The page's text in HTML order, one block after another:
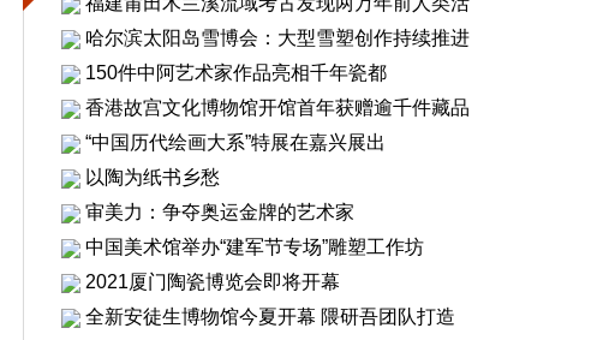
哈尔滨太阳岛雪博会：大型雪塑创作持续推进
150件中阿艺术家作品亮相千年瓷都
香港故宫文化博物馆开馆首年获赠逾千件藏品
“中国历代绘画大系”特展在嘉兴展出
以陶为纸书乡愁
审美力：争夺奥运金牌的艺术家
中国美术馆举办“建军节专场”雕塑工作坊
2021厦门陶瓷博览会即将开幕
全新安徒生博物馆今夏开幕 隈研吾团队打造